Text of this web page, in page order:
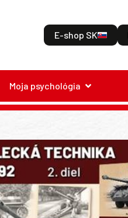
E-shop SK
Moja psychológia